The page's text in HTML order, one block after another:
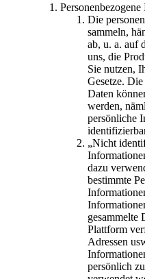
Personenbezogene
Die
sammeln,
ab, u. a. auf
uns, die
Sie nutzen,
Gesetze.
Daten
werden,
persönliche
„Nicht
dazu
bestimmte
gesammelte
Plattform
Adressen
persönlich